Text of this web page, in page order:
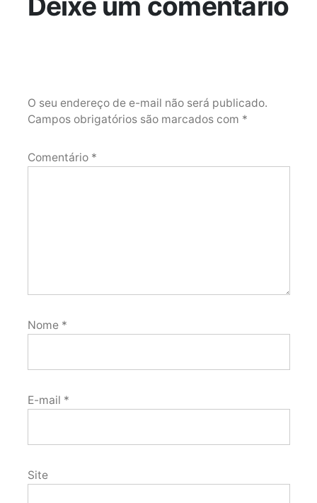
O seu endereço de e-mail não será publicado.
Campos obrigatórios são marcados com *
Comentário *
Nome *
E-mail *
Site